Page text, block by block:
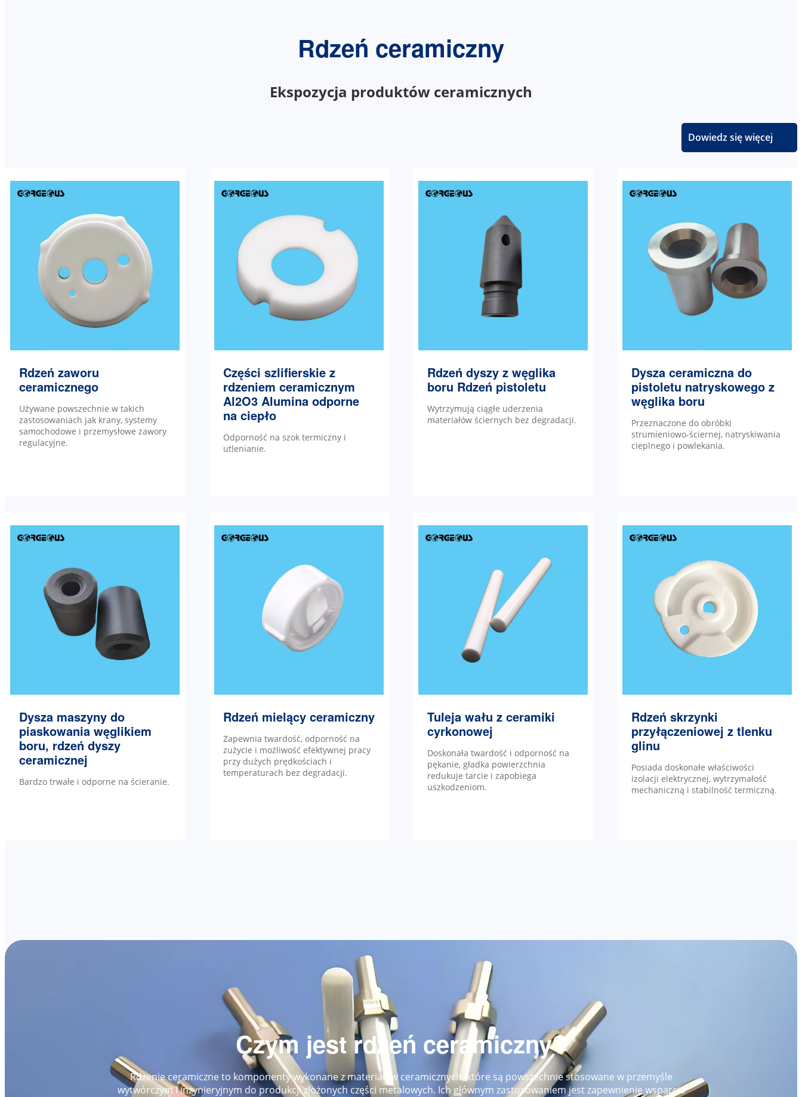
Rdzeń ceramiczny
Ekspozycja produktów ceramicznych
Dowiedz się więcej
Rdzeń zaworu
ceramicznego
Używane powszechnie w takich
zastosowaniach jak krany, systemy
samochodowe i przemysłowe zawory
regulacyjne.
Części szlifierskie z
rdzeniem ceramicznym
Al2O3 Alumina odporne
na ciepło
Odporność na szok termiczny i
utlenianie.
Rdzeń dyszy z węglika
boru Rdzeń pistoletu
Wytrzymują ciągłe uderzenia
materiałów ściernych bez degradacji.
Dysza ceramiczna do
pistoletu natryskowego z
węglika boru
Przeznaczone do obróbki
strumieniowo-ściernej, natryskiwania
cieplnego i powlekania.
Dysza maszyny do
piaskowania węglikiem
boru, rdzeń dyszy
ceramicznej
Bardzo trwałe i odporne na ścieranie.
Rdzeń mielący ceramiczny
Zapewnia twardość, odporność na
zużycie i możliwość efektywnej pracy
przy dużych prędkościach i
temperaturach bez degradacji.
Tuleja wału z ceramiki
cyrkonowej
Doskonała twardość i odporność na
pękanie, gładka powierzchnia
redukuje tarcie i zapobiega
uszkodzeniom.
Rdzeń skrzynki
przyłączeniowej z tlenku
glinu
Posiada doskonałe właściwości
izolacji elektrycznej, wytrzymałość
mechaniczną i stabilność termiczną.
Czym jest rdzeń ceramiczny?
Rdzenie ceramiczne to komponenty wykonane z materiałów ceramicznych, które są powszechnie stosowane w przemyśle
wytwórczym i inżynieryjnym do produkcji złożonych części metalowych. Ich głównym zastosowaniem jest zapewnienie wsparcia